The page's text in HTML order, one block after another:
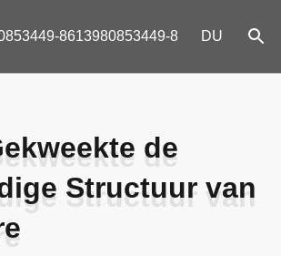
8613980853449-8 DU
de
Structuur van
de
Structuur van